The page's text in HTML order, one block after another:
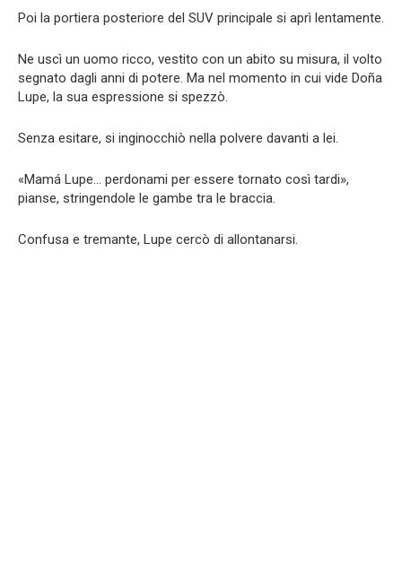
Poi la portiera posteriore del SUV principale si aprì lentamente.
Ne uscì un uomo ricco, vestito con un abito su misura, il volto
segnato dagli anni di potere. Ma nel momento in cui vide Doña
Lupe, la sua espressione si spezzò.
Senza esitare, si inginocchiò nella polvere davanti a lei.
«Mamá Lupe… perdonami per essere tornato così tardi»,
pianse, stringendole le gambe tra le braccia.
Confusa e tremante, Lupe cercò di allontanarsi.